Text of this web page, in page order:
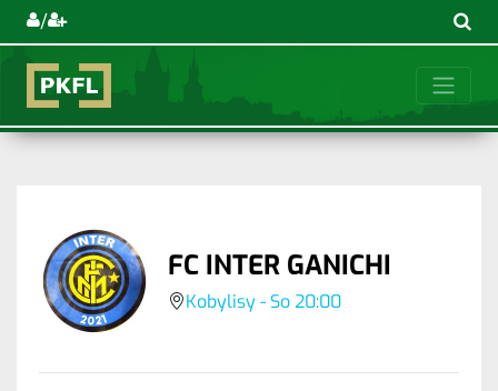
/
FC INTER GANICHI
Kobylisy - So 20:00